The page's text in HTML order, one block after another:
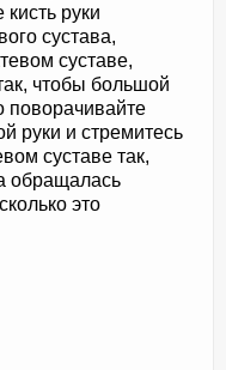
руки
сустава,
суставе,
чтобы большой
поворачивайте
руки и стремитесь
суставе так,
обращалась
это